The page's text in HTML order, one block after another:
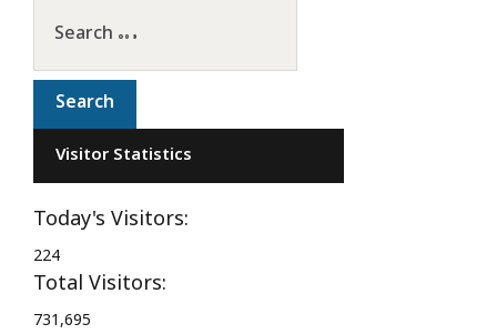
Visitor Statistics
Today's Visitors:
224
Total Visitors:
731,695